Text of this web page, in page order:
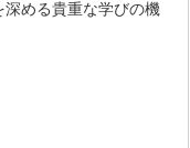
める貴重な学びの機